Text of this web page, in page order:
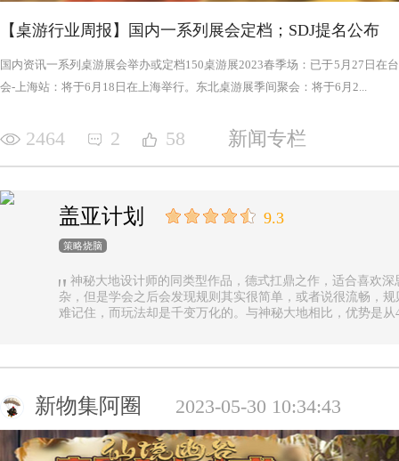
【桌游行业周报】国内一系列展会定档；SDJ提名公布
国内资讯一系列桌游展会举办或定档150桌游展2023春季场：已于5月27日在
会-上海站：将于6月18日在上海举行。东北桌游展季间聚会：将于6月2...
2464 2 58 新闻专栏
盖亚计划 9.3
策略烧脑
神秘大地设计师的同类型作品，德式扛鼎之作，适合喜欢
杂，但是学会之后会发现规则其实很简单，或者说很流畅，
难记住，而玩法却是千变万化的。与神秘大地相比，优势是
新物集阿圈 2023-05-30 10:34:43